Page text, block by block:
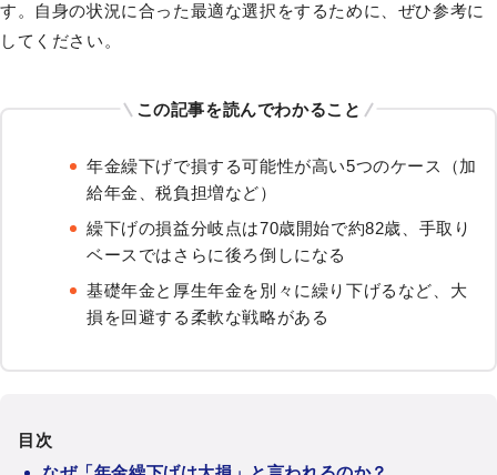
す。自身の状況に合った最適な選択をするために、ぜひ参考に
してください。
この記事を読んでわかること
年金繰下げで損する可能性が高い5つのケース（加
給年金、税負担増など）
繰下げの損益分岐点は70歳開始で約82歳、手取り
ベースではさらに後ろ倒しになる
基礎年金と厚生年金を別々に繰り下げるなど、大
損を回避する柔軟な戦略がある
目次